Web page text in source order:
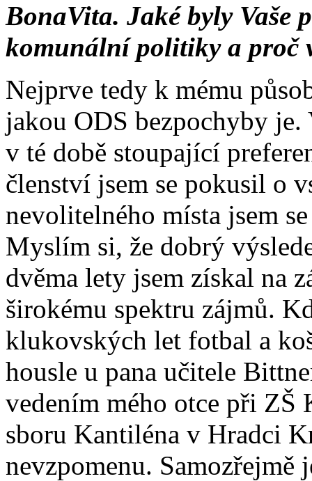
BonaVita. Jaké byly Vaše
komunální politiky a proč
Nejprve tedy k mému
jakou ODS bezpochyby
v té době stoupající
členství jsem se pokusil o
nevolitelného místa jsem
Myslím si, že dobrý
dvěma lety jsem získal na
širokému spektru zájmů.
klukovských let fotbal a
housle u pana učitele
vedením mého otce při ZŠ
sboru Kantiléna v Hradci
nevzpomenu. Samozřejmě